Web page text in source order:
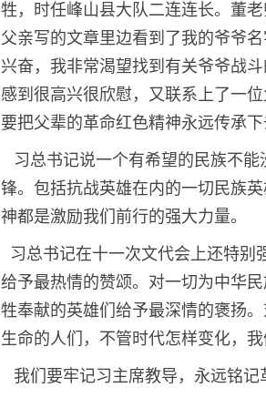
牲，时任峰山县大队二连连长。董
父亲写的文章里边看到了我的爷爷
兴奋，我非常渴望找到有关爷爷战
感到很高兴很欣慰，又联系上了一
要把父辈的革命红色精神永远传承下
习总书记说一个有希望的民族不
锋。包括抗战英雄在内的一切民族
神都是激励我们前行的强大力量。
习总书记在十一次文代会上还特别
给予最热情的赞颂。对一切为中华
牲奉献的英雄们给予最深情的褒扬
生命的人们，不管时代怎样变化，
我们要牢记习主席教导，永远铭记